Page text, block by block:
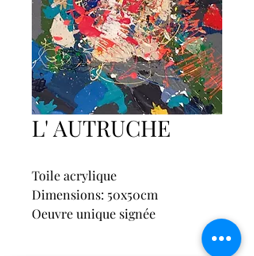
L' AUTRUCHE
Toile acrylique
Dimensions: 50x50cm
Oeuvre unique signée